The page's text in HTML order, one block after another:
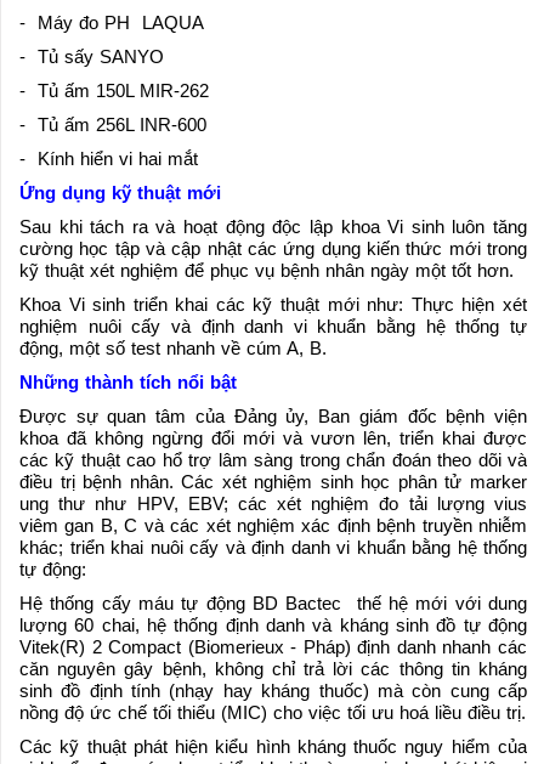
- Máy đo PH LAQUA
- Tủ sấy SANYO
- Tủ ấm 150L MIR-262
- Tủ ấm 256L INR-600
- Kính hiển vi hai mắt
Ứng dụng kỹ thuật mới
Sau khi tách ra và hoạt động độc lập khoa Vi sinh luôn tăng
cường học tập và cập nhật các ứng dụng kiến thức mới trong
kỹ thuật xét nghiệm để phục vụ bệnh nhân ngày một tốt hơn.
Khoa Vi sinh triển khai các kỹ thuật mới như: Thực hiện xét
nghiệm nuôi cấy và định danh vi khuẩn bằng hệ thống tự
động, một số test nhanh về cúm A, B.
Những thành tích nổi bật
Được sự quan tâm của Đảng ủy, Ban giám đốc bệnh viện
khoa đã không ngừng đổi mới và vươn lên, triển khai được
các kỹ thuật cao hổ trợ lâm sàng trong chẩn đoán theo dõi và
điều trị bệnh nhân. Các xét nghiệm sinh học phân tử marker
ung thư như HPV, EBV; các xét nghiệm đo tải lượng vius
viêm gan B, C và các xét nghiệm xác định bệnh truyền nhiễm
khác; triển khai nuôi cấy và định danh vi khuẩn bằng hệ thống
tự động:
Hệ thống cấy máu tự động BD Bactec thế hệ mới với dung
lượng 60 chai, hệ thống định danh và kháng sinh đồ tự động
Vitek(R) 2 Compact (Biomerieux - Pháp) định danh nhanh các
căn nguyên gây bệnh, không chỉ trả lời các thông tin kháng
sinh đồ định tính (nhạy hay kháng thuốc) mà còn cung cấp
nồng độ ức chế tối thiểu (MIC) cho việc tối ưu hoá liều điều trị.
Các kỹ thuật phát hiện kiểu hình kháng thuốc nguy hiểm của